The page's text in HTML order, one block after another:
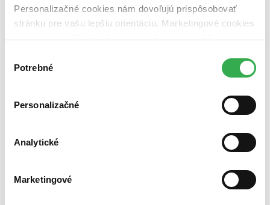
Personalizačné cookies nám dovoľujú prispôsobovať
stránku pre vašu lepšiu orientáciu. Marketingové cookies
nám zas umožňujú zobrazenie relevantnej reklamy.
nám pomohlo, keby sme mohli používať všetky tieto
súhlasu
Potrebné
Personalizačné
Analytické
Marketingové
Zoradiť
Bestsellery
Najdrahšie
Najlacnejšie